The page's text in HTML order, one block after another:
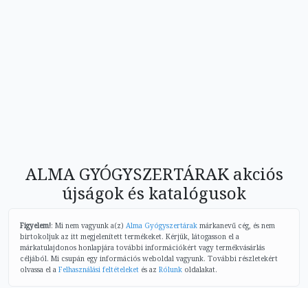
ALMA GYÓGYSZERTÁRAK akciós
újságok és katalógusok
Figyelem!: Mi nem vagyunk a(z) Alma Gyógyszertárak márkanevű cég, és nem
birtokoljuk az itt megjelenített termékeket. Kérjük, látogasson el a
márkatulajdonos honlapjára további információkért vagy termékvásárlás
céljából. Mi csupán egy információs weboldal vagyunk. További részletekért
olvassa el a Felhasználási feltételeket és az Rólunk oldalakat.